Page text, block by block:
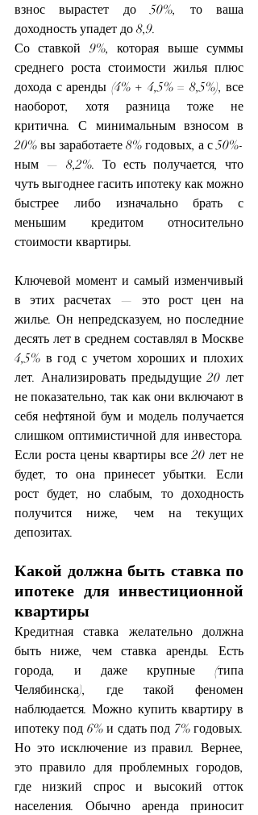
взнос вырастет до 50%, то ваша
доходность упадет до 8,9.
Со ставкой 9%, которая выше суммы
среднего роста стоимости жилья плюс
дохода с аренды (4% + 4,5% = 8,5%), все
наоборот, хотя разница тоже не
критична. С минимальным взносом в
20% вы заработаете 8% годовых, а с 50%-
ным — 8,2%. То есть получается, что
чуть выгоднее гасить ипотеку как можно
быстрее либо изначально брать с
меньшим кредитом относительно
стоимости квартиры.
Ключевой момент и самый изменчивый
в этих расчетах — это рост цен на
жилье. Он непредсказуем, но последние
десять лет в среднем составлял в Москве
4,5% в год с учетом хороших и плохих
лет. Анализировать предыдущие 20 лет
не показательно, так как они включают в
себя нефтяной бум и модель получается
слишком оптимистичной для инвестора.
Если роста цены квартиры все 20 лет не
будет, то она принесет убытки. Если
рост будет, но слабым, то доходность
получится ниже, чем на текущих
депозитах.
Какой должна быть ставка по
ипотеке для инвестиционной
квартиры
Кредитная ставка желательно должна
быть ниже, чем ставка аренды. Есть
города, и даже крупные (типа
Челябинска), где такой феномен
наблюдается. Можно купить квартиру в
ипотеку под 6% и сдать под 7% годовых.
Но это исключение из правил. Вернее,
это правило для проблемных городов,
где низкий спрос и высокий отток
населения. Обычно аренда приносит